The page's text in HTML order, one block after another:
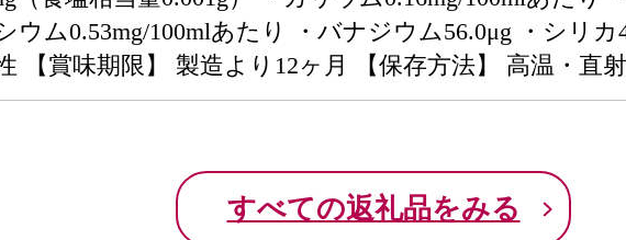
ウム0.53mg/100mlあたり ・バナジウム56.0μg ・シリカ
【賞味期限】 製造より12ヶ月 【保存方法】 高温・直
すべての返礼品をみる